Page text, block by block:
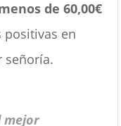
de 60,00€
positivas en
señoría.
mejor